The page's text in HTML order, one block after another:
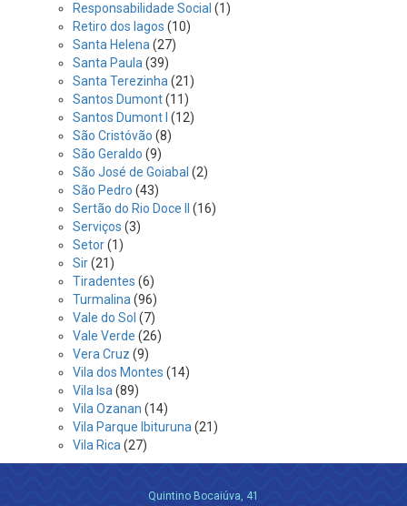
Responsabilidade Social (1)
Retiro dos lagos (10)
Santa Helena(27)
Santa Paula(39)
Santa Terezinha(21)
Santos Dumont(11)
Santos Dumont I (12)
São Cristóvão (8)
São Geraldo (9)
São José de Goiabal (2)
São Pedro (43)
Sertão do Rio Doce II
(16)
Serviços (3)
Setor(1)
Sir(21)
Tiradentes (6)
Turmalina(96)
Vale do Sol (7)
Vale Verde (26)
Vera Cruz (9)
Vila dos Montes (14)
Vila Isa(89)
Vila Ozanan (14)
Vila Parque Ibituruna(21)
Vila Rica(27)
Quintino Bocaiúva, 41